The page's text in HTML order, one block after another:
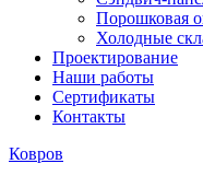
Порошковая
Холодные
Проектирование
Наши работы
Сертификаты
Контакты
Ковров